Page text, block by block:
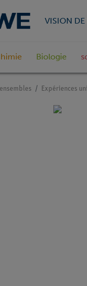
VISION DE
Biologie
Expériences